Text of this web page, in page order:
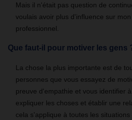
Mais il n'était pas question de
voulais avoir plus d'influence sur
professionnel.
Que faut-il pour motiver les gens
La chose la plus importante est de
personnes que vous essayez de
preuve d'empathie et vous identifier
expliquer les choses et établir une
cela s'applique à toutes les